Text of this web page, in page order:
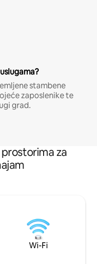
stambene
zaposlenike te
grad.
za
Wi-Fi